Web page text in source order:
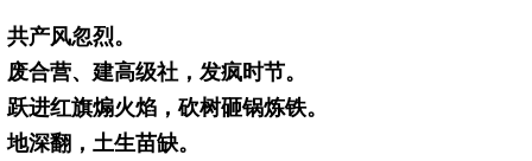
共产风忽烈。
废合营、建高级社，发疯时节。
跃进红旗煽火焰，砍树砸锅炼铁。
地深翻，土生苗缺。